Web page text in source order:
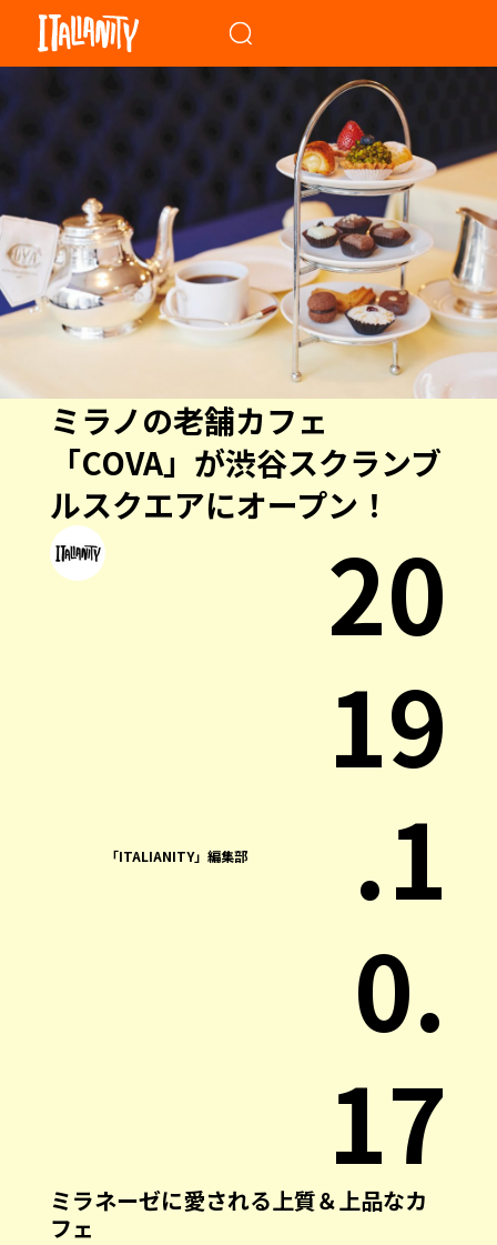
ミラノの老舗カフェ
「COVA」が渋谷スクランブ
ルスクエアにオープン！
「ITALIANITY」編集部
20
19
.1
0.
17
ミラネーゼに愛される上質＆上品なカ
フェ